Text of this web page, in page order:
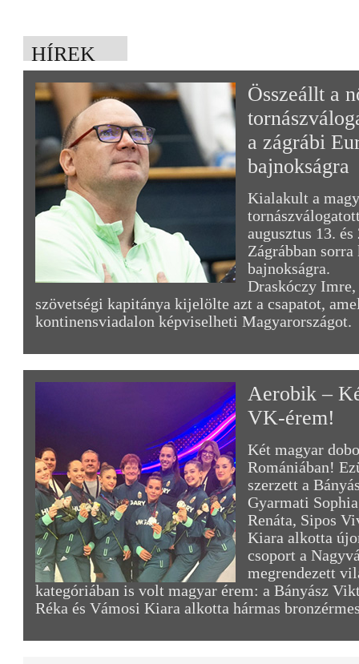
HÍREK
Összeállt a
a zágrábi
bajnokságra
Kialakult a
augusztus 13.
Zágrábban
bajnokságra.
Draskóczy Imre,
szövetségi kapitánya kijelölte azt a csapatot,
kontinensviadalon képviselheti Magyarországot.
Aerobik –
VK-érem!
Két magyar
Romániában!
szerzett a
Gyarmati
Renáta, Sipos
Kiara alkotta
csoport a
megrendezett
kategóriában is volt magyar érem: a Bányász
Réka és Vámosi Kiara alkotta hármas